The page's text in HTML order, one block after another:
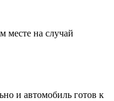
месте на случай
и автомобиль готов к